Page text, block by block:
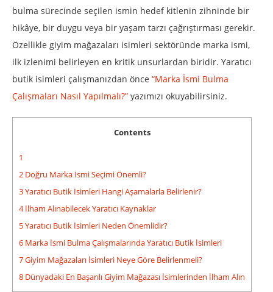
bulma sürecinde seçilen ismin hedef kitlenin zihninde bir
hikâye, bir duygu veya bir yaşam tarzı çağrıştırması gerekir.
Özellikle giyim mağazaları isimleri sektöründe marka ismi,
ilk izlenimi belirleyen en kritik unsurlardan biridir. Yaratıcı
butik isimleri çalışmanızdan önce “Marka İsmi Bulma
Çalışmaları Nasıl Yapılmalı?” yazımızı okuyabilirsiniz.
Contents
1
2 Doğru Marka İsmi Seçimi Önemli?
3Yaratıcı Butik İsimleri Hangi Aşamalarla Belirlenir?
4İlham Alınabilecek Yaratıcı Kaynaklar
5Yaratıcı Butik İsimleri Neden Önemlidir?
6 Marka İsmi Bulma Çalışmalarında Yaratıcı Butik İsimleri
7Giyim Mağazaları İsimleri Neye Göre Belirlenmeli?
8 Dünyadaki En Başarılı Giyim Mağazası İsimlerinden İlham Alın